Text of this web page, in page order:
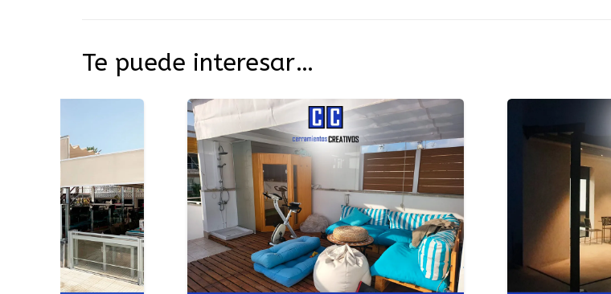
Te puede interesar…